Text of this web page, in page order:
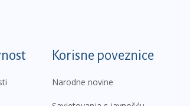
Korisne poveznice
Narodne novine